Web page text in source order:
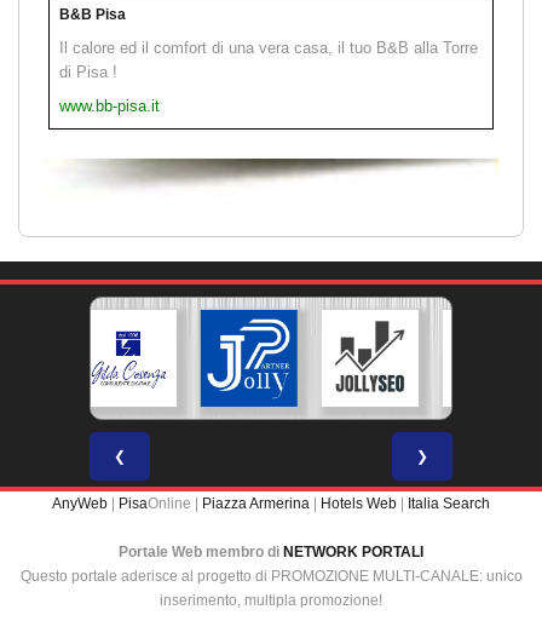
B&B Pisa
Il calore ed il comfort di una vera casa, il tuo B&B alla Torre
di Pisa !
www.bb-pisa.it
❮ ❯
AnyWeb PisaOnline | Piazza Armerina Hotels Web Italia Search
Portale Web membro di NETWORK PORTALI
Questo portale aderisce al progetto di PROMOZIONE MULTI-CANALE: unico
inserimento, multipla promozione!